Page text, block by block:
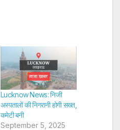
Lucknow News: निजी
अस्पतालों की निगरानी होगी सख्त,
कमेटी बनी
September 5, 2025